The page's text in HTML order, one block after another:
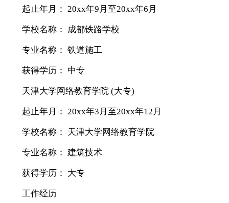
起止年月： 20xx年9月至20xx年6月
学校名称： 成都铁路学校
专业名称： 铁道施工
获得学历： 中专
天津大学网络教育学院 (大专)
起止年月： 20xx年3月至20xx年12月
学校名称： 天津大学网络教育学院
专业名称： 建筑技术
获得学历： 大专
工作经历